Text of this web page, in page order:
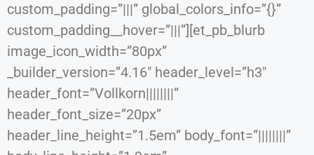
custom_padding=”|||” global_colors_info=”{}”
custom_padding__hover=”|||”][et_pb_blurb
image_icon_width=”80px”
_builder_version=”4.16″ header_level=”h3″
header_font=”Vollkorn||||||||”
header_font_size=”20px”
header_line_height=”1.5em” body_font=”||||||||”